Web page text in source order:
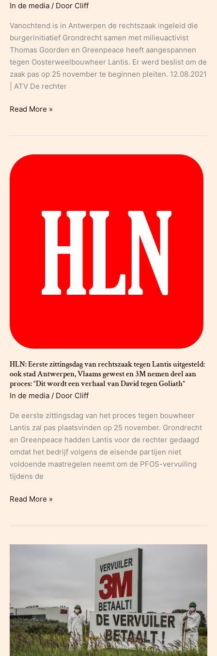
november
In de media / Door Cliff
Vanochtend is in Antwerpen de rechtszaak ingeleid die
burgerinitiatief Grondrecht samen met milieuactivist
Thomas Goorden en Greenpeace heeft aangespannen
tegen Oosterweelbouwheer Lantis. Er werd beslist om de
zaak pas op 25 november te beginnen pleiten. 12.08.2021
| ATV De rechter
ATV:
tegen
Lantis
Read More »
HLN: Eerste zittingsdag van rechtszaak tegen Lantis uitgesteld:
ook stad Antwerpen, Vlaams gewest en 3M nemen deel aan
proces: “Dit wordt een verhaal van David tegen Goliath”
In de media / Door Cliff
De eerste zittingsdag van het proces tegen bouwheer
Lantis zal pas plaatsvinden op 25 november. Grondrecht
en Greenpeace hadden Lantis voor de rechter gedaagd
omdat het bedrijf volgens de eisende partijen niet
voldoende maatregelen neemt om de PFOS-vervuiling
tijdens de
HLN:
rechtszaak
stad
Antwerpen,
Vlaams
gewest
Read More »